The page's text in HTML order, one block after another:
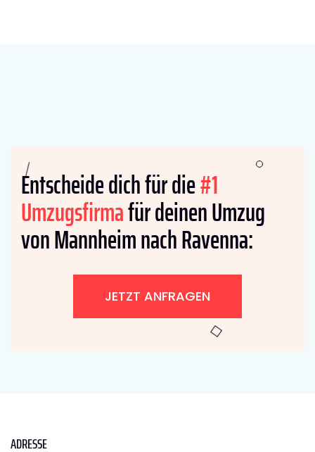
Entscheide dich für die#1
Umzugsfirmafür deinen Umzug
von Mannheim nach Ravenna:
JETZT ANFRAGEN
ADRESSE